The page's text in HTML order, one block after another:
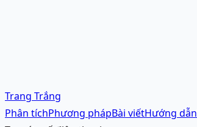
Trang Trắng
Phân tíchPhương phápBài viếtHướng dẫn